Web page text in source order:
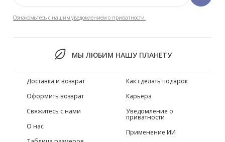
Ознакомьтесь с нашим уведомлением о приватности.
МЫ ЛЮБИМ НАШУ ПЛАНЕТУ
Доставка и возврат
Оформить возврат
Свяжитесь с нами
О нас
Как сделать подарок
Карьера
Уведомление о
приватности
Применение ИИ